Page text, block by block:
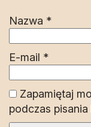
Nazwa *
E-mail *
Zapamiętaj
podczas